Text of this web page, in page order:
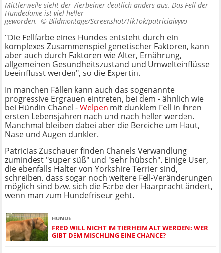
Mittlerweile sieht der Vierbeiner deutlich anders aus. Das Fell der
Hundedame ist viel heller
geworden. © Bildmontage/Screenshot/TikTok/patriciaivyvo
"Die Fellfarbe eines Hundes entsteht durch ein
komplexes Zusammenspiel genetischer Faktoren, kann
aber auch durch Faktoren wie Alter, Ernährung,
allgemeinen Gesundheitszustand und Umwelteinflüsse
beeinflusst werden", so die Expertin.
In manchen Fällen kann auch das sogenannte
progressive Ergrauen eintreten, bei dem - ähnlich wie
bei Hündin Chanel -Welpen mit dunklem Fell in ihren
ersten Lebensjahren nach und nach heller werden.
Manchmal bleiben dabei aber die Bereiche um Haut,
Nase und Augen dunkler.
Patricias Zuschauer finden Chanels Verwandlung
zumindest "super süß" und "sehr hübsch". Einige User,
die ebenfalls Halter von Yorkshire Terrier sind,
schreiben, dass sogar noch weitere Fell-Veränderungen
möglich sind bzw. sich die Farbe der Haarpracht ändert,
wenn man zum Hundefriseur geht.
HUNDE
FRED WILL NICHT IM TIERHEIM ALT WERDEN: WER
GIBT DEM MISCHLING EINE CHANCE?